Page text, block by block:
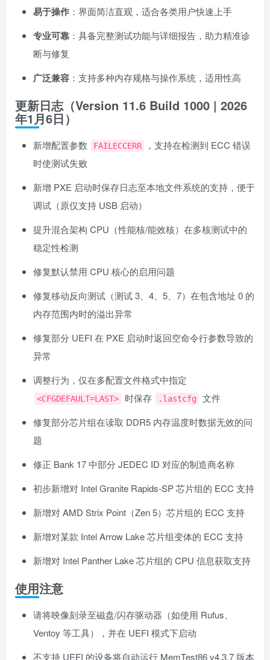
易于操作 ：界面简洁直观，适合各类用户快速上手
专业可靠 ：具备完整测试功能与详细报告，助力精准诊
断与修复
广泛兼容 ：支持多种内存规格与操作系统，适用性高
更新日志（Version 11.6 Build 1000 | 2026
年1月6日）
新增配置参数 FAILECCERR
，支持在检测到 ECC 错误
时使测试失败
新增 PXE 启动时保存日志至本地文件系统的支持，便于
调试（原仅支持 USB 启动）
提升混合架构 CPU（性能核/能效核）在多核测试中的
稳定性检测
修复默认禁用 CPU 核心的启用问题
修复移动反向测试（测试 3、4、5、7）在包含地址 0 的
内存范围内时的溢出异常
修复部分 UEFI 在 PXE 启动时返回空命令行参数导致的
异常
调整行为，仅在多配置文件格式中指定
<CFGDEFAULT=LAST> 时保存 .lastcfg
文件
修复部分芯片组在读取 DDR5 内存温度时数据无效的问
题
修正 Bank 17 中部分 JEDEC ID 对应的制造商名称
初步新增对 Intel Granite Rapids-SP 芯片组的 ECC 支持
新增对 AMD Strix Point（Zen 5）芯片组的 ECC 支持
新增对某款 Intel Arrow Lake 芯片组变体的 ECC 支持
新增对 Intel Panther Lake 芯片组的 CPU 信息获取支持
使用注意
请将映像刻录至磁盘/闪存驱动器（如使用 Rufus、
Ventoy 等工具），并在 UEFI 模式下启动
不支持 UEFI 的设备将自动运行 MemTest86 v4.3.7 版本